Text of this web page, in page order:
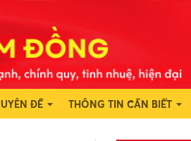
ĐỀ THÔNG TIN CẦN BIẾT